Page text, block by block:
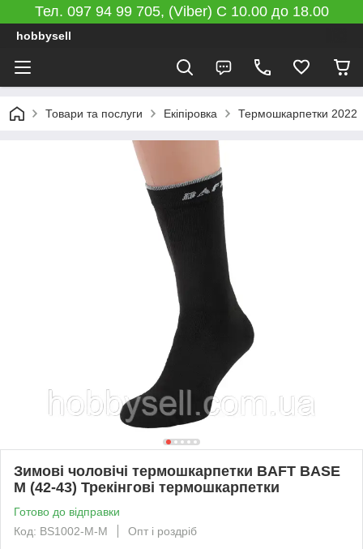
Тел. 097 94 99 705, (Viber) C 10.00 до 18.00
hobbysell
Товари та послуги Екіпіровка Термошкарпетки 2022
Зимові чоловічі термошкарпетки BAFT BASE
M (42-43) Трекінгові термошкарпетки
Готово до відправки
Код: BS1002-M-M
Опт і роздріб